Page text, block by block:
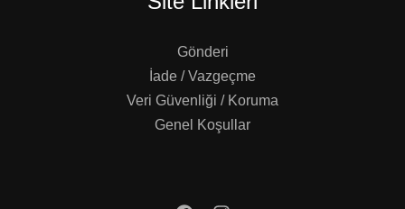
Gönderi
İade / Vazgeçme
Veri Güvenliği / Koruma
Genel Koşullar